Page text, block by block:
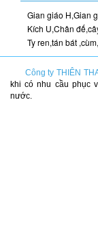
Gian giáo H,Gian
Kích U,Chân
Ty ren,tán bát
Công ty THIÊN
khi có nhu cầu phục
nước.